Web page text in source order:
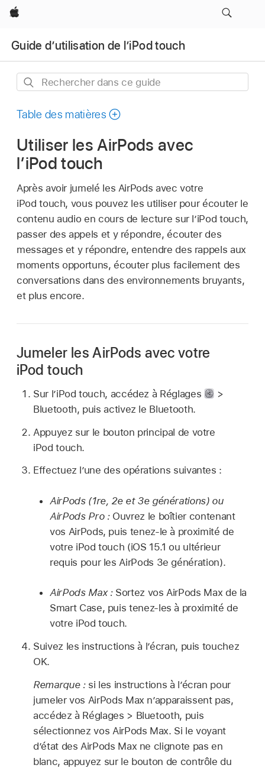
Apple
Guide d’utilisation de l’iPod touch
Rechercher
ce
Table des matières
Utiliser les AirPods avec
l’iPod touch
Après avoir jumelé les AirPods avec votre
iPod touch, vous pouvez les utiliser pour écouter le
contenu audio en cours de lecture sur l’iPod touch,
passer des appels et y répondre, écouter des
messages et y répondre, entendre des rappels aux
moments opportuns, écouter plus facilement des
conversations dans des environnements bruyants,
et plus encore.
Jumeler les AirPods avec votre
iPod touch
Sur l’iPod touch, accédez à Réglages
>
Bluetooth, puis activez le Bluetooth.
Appuyez sur le bouton principal de votre
iPod touch.
Effectuez l’une des opérations suivantes :
AirPods (1re, 2e et 3e générations) ou
AirPods Pro : Ouvrez le boîtier contenant
vos AirPods, puis tenez-le à proximité de
votre iPod touch (iOS 15.1 ou ultérieur
requis pour les AirPods 3e génération).
AirPods Max : Sortez vos AirPods Max de la
Smart Case, puis tenez-les à proximité de
votre iPod touch.
Suivez les instructions à l’écran, puis touchez
OK.
Remarque : si les instructions à l’écran pour
jumeler vos AirPods Max n’apparaissent pas,
accédez à Réglages > Bluetooth, puis
sélectionnez vos AirPods Max. Si le voyant
d’état des AirPods Max ne clignote pas en
blanc, appuyez sur le bouton de contrôle du